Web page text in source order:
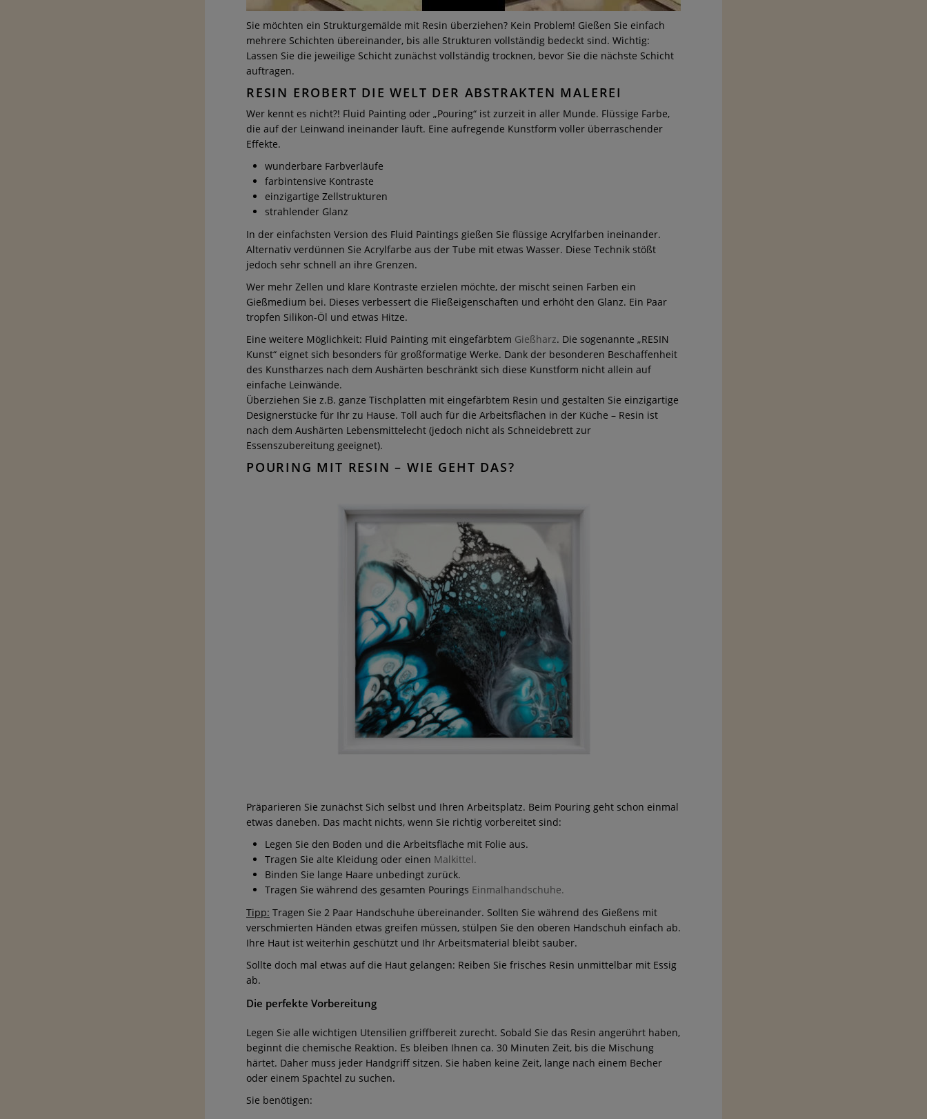
Sie möchten ein Strukturgemälde mit Resin überziehen? Kein Problem! Gießen Sie einfach
mehrere Schichten übereinander, bis alle Strukturen vollständig bedeckt sind. Wichtig:
Lassen Sie die jeweilige Schicht zunächst vollständig trocknen, bevor Sie die nächste Schicht
auftragen.
RESIN EROBERT DIE WELT DER ABSTRAKTEN MALEREI
Wer kennt es nicht?! Fluid Painting oder „Pouring“ ist zurzeit in aller Munde. Flüssige Farbe,
die auf der Leinwand ineinander läuft. Eine aufregende Kunstform voller überraschender
Effekte.
wunderbare Farbverläufe
farbintensive Kontraste
einzigartige Zellstrukturen
strahlender Glanz
In der einfachsten Version des Fluid Paintings gießen Sie flüssige Acrylfarben ineinander.
Alternativ verdünnen Sie Acrylfarbe aus der Tube mit etwas Wasser. Diese Technik stößt
jedoch sehr schnell an ihre Grenzen.
Wer mehr Zellen und klare Kontraste erzielen möchte, der mischt seinen Farben ein
Gießmedium bei. Dieses verbessert die Fließeigenschaften und erhöht den Glanz. Ein Paar
tropfen Silikon-Öl und etwas Hitze.
Eine weitere Möglichkeit: Fluid Painting mit eingefärbtem Gießharz. Die sogenannte „RESIN
Kunst“ eignet sich besonders für großformatige Werke. Dank der besonderen Beschaffenheit
des Kunstharzes nach dem Aushärten beschränkt sich diese Kunstform nicht allein auf
einfache Leinwände.
Überziehen Sie z.B. ganze Tischplatten mit eingefärbtem Resin und gestalten Sie einzigartige
Designerstücke für Ihr zu Hause. Toll auch für die Arbeitsflächen in der Küche – Resin ist
nach dem Aushärten Lebensmittelecht (jedoch nicht als Schneidebrett zur
Essenszubereitung geeignet).
POURING MIT RESIN – WIE GEHT DAS?
Präparieren Sie zunächst Sich selbst und Ihren Arbeitsplatz. Beim Pouring geht schon einmal
etwas daneben. Das macht nichts, wenn Sie richtig vorbereitet sind:
Legen Sie den Boden und die Arbeitsfläche mit Folie aus.
Tragen Sie alte Kleidung oder einen Malkittel.
Binden Sie lange Haare unbedingt zurück.
Tragen Sie während des gesamten Pourings Einmalhandschuhe.
Tipp: Tragen Sie 2 Paar Handschuhe übereinander. Sollten Sie während des Gießens mit
verschmierten Händen etwas greifen müssen, stülpen Sie den oberen Handschuh einfach ab.
Ihre Haut ist weiterhin geschützt und Ihr Arbeitsmaterial bleibt sauber.
Sollte doch mal etwas auf die Haut gelangen: Reiben Sie frisches Resin unmittelbar mit Essig
ab.
Die perfekte Vorbereitung
Legen Sie alle wichtigen Utensilien griffbereit zurecht. Sobald Sie das Resin angerührt haben,
beginnt die chemische Reaktion. Es bleiben Ihnen ca. 30 Minuten Zeit, bis die Mischung
härtet. Daher muss jeder Handgriff sitzen. Sie haben keine Zeit, lange nach einem Becher
oder einem Spachtel zu suchen.
Sie benötigen: